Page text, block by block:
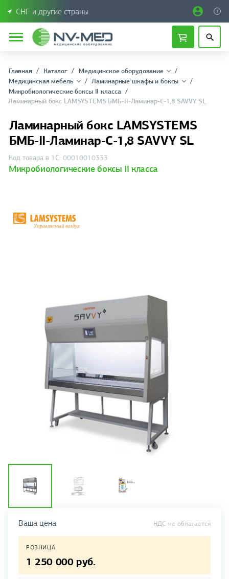
СНГ и другие страны
Главная Каталог
Медицинское оборудование
Медицинская мебель
Ламинарные шкафы и боксы
Микробиологические боксы II класса
Ламинарный бокс LAMSYSTEMS БМБ-II-Ламинар-C-1,8 SAVVY SL
Ламинарный бокс LAMSYSTEMS
БМБ-II-Ламинар-C-1,8 SAVVY SL
Код товара в 1С: 00010010333
Микробиологические боксы II класса
Ваша цена НДС не облагается
РОЗНИЦА
1 250 000 руб.